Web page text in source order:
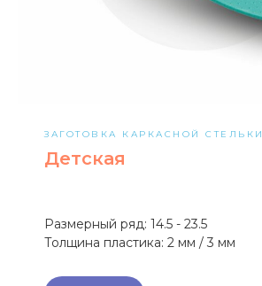
ЗАГОТОВКА КАРКАСНОЙ СТЕЛЬКИ
Детская
Размерный ряд: 14.5 - 23.5
Толщина пластика: 2 мм / 3 мм